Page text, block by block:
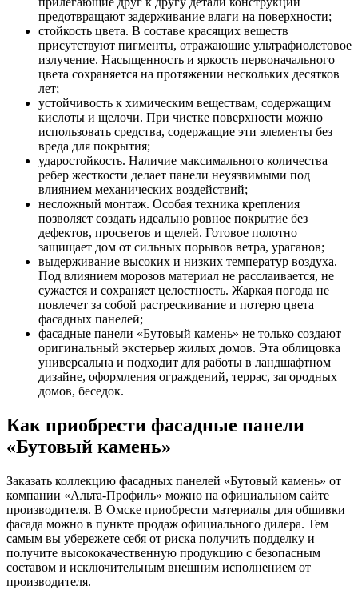
предотвращают задерживание влаги на поверхности;
стойкость цвета. В составе красящих веществ
присутствуют пигменты, отражающие ультрафиолетовое
излучение. Насыщенность и яркость первоначального
цвета сохраняется на протяжении нескольких десятков
лет;
устойчивость к химическим веществам, содержащим
кислоты и щелочи. При чистке поверхности можно
использовать средства, содержащие эти элементы без
вреда для покрытия;
ударостойкость. Наличие максимального количества
ребер жесткости делает панели неуязвимыми под
влиянием механических воздействий;
несложный монтаж. Особая техника крепления
позволяет создать идеально ровное покрытие без
дефектов, просветов и щелей. Готовое полотно
защищает дом от сильных порывов ветра, ураганов;
выдерживание высоких и низких температур воздуха.
Под влиянием морозов материал не расслаивается, не
сужается и сохраняет целостность. Жаркая погода не
повлечет за собой растрескивание и потерю цвета
фасадных панелей;
фасадные панели «Бутовый камень» не только создают
оригинальный экстерьер жилых домов. Эта облицовка
универсальна и подходит для работы в ландшафтном
дизайне, оформления ограждений, террас, загородных
домов, беседок.
Как приобрести фасадные панели
«Бутовый камень»
Заказать коллекцию фасадных панелей «Бутовый камень» от
компании «Альта-Профиль» можно на официальном сайте
производителя. В Омске приобрести материалы для обшивки
фасада можно в пункте продаж официального дилера. Тем
самым вы убережете себя от риска получить подделку и
получите высококачественную продукцию с безопасным
составом и исключительным внешним исполнением от
производителя.